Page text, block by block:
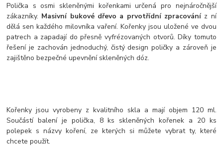
Polička s osmi skleněnými kořenkami určená pro nejnáročnější
zákazníky. Masivní bukové dřevo a prvotřídní zpracováníz ní
dělá sen každého milovníka vaření. Kořenky jsou uložené ve dvou
patrech a zapadají do přesně vyfrézovaných otvorů. Díky tomuto
řešení je zachován jednoduchý, čistý design poličky a zároveň je
zajištěno bezpečné upevnění skleněných dóz.
Kořenky jsou vyrobeny z kvalitního skla a mají objem 120 ml.
Součástí balení je polička, 8 ks skleněných kořenek a 20 ks
polepek s názvy koření, ze kterých si můžete vybrat ty, které
chcete použít.